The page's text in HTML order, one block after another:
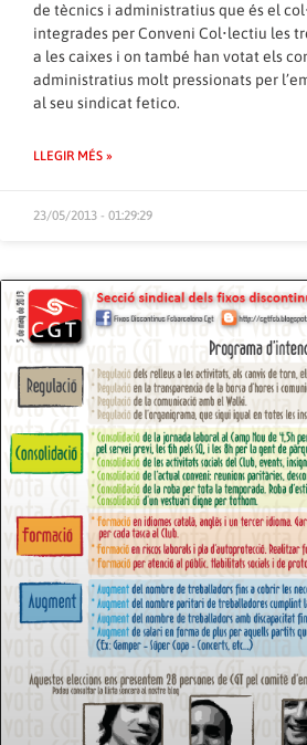
de tècnics i administratius que és el
integrades per Conveni Col•lectiu les
a les caixes i on també han votat els
administratius molt pressionats per
al seu sindicat fetico.
LLEGIR MÉS »
23/05/2013 - 01:29:29